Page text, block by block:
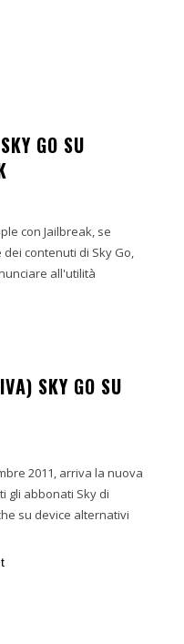
GO SU
con Jailbreak, se
contenuti di Sky Go,
all'utilità
SKY GO SU
2011, arriva la nuova
gli abbonati Sky di
su device alternativi